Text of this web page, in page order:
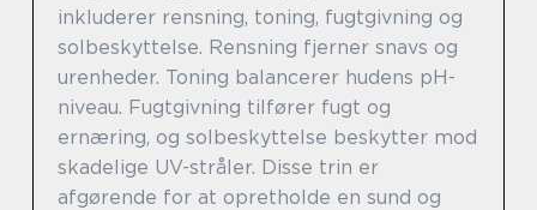
inkluderer rensning, toning, fugtgivning og
solbeskyttelse. Rensning fjerner snavs og
urenheder. Toning balancerer hudens pH-
niveau. Fugtgivning tilfører fugt og
ernæring, og solbeskyttelse beskytter mod
skadelige UV-stråler. Disse trin er
afgørende for at opretholde en sund og